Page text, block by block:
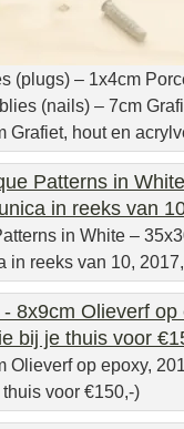
(plugs) – 1x4cm
(nails) – 7cm
Grafiet, hout en
in White –
in reeks van 10,
Olieverf op epoxy,
thuis voor €150,-)